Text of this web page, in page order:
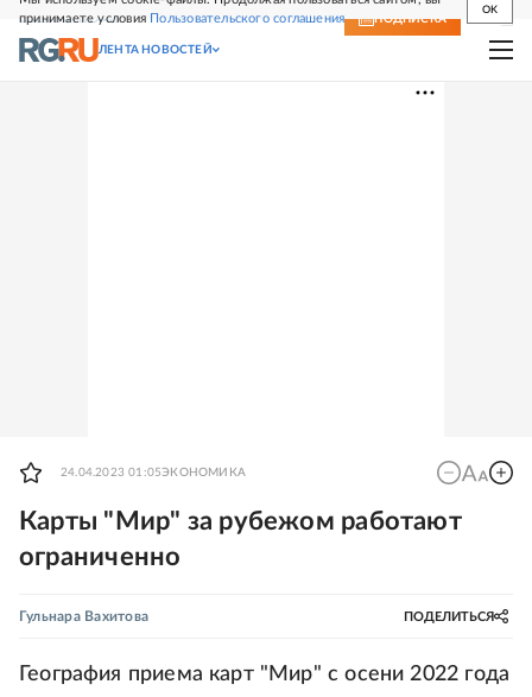
принимаете условия Пользовательского соглашения
OK
СВЕЖИЙ НОМЕР ПОДПИСКА
ЛЕНТА НОВОСТЕЙ
24.04.2023 01:05ЭКОНОМИКА
Карты "Мир" за рубежом работают
ограниченно
Гульнара Вахитова ПОДЕЛИТЬСЯ
География приема карт "Мир" с осени 2022 года